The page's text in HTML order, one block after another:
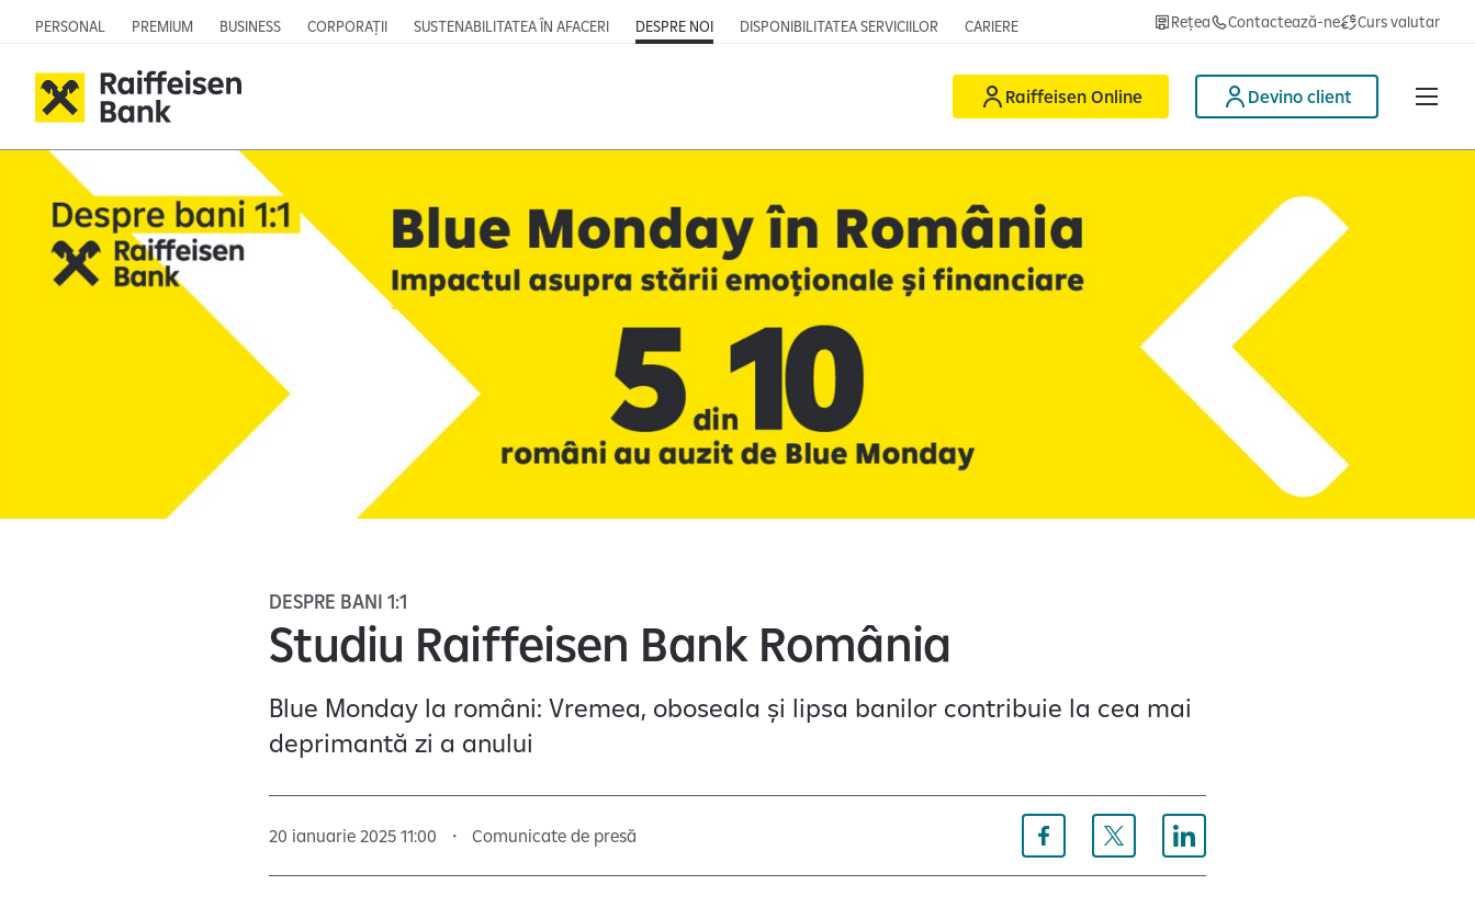
PERSONAL PREMIUM BUSINESS CORPORAȚII SUSTENABILITATEA ÎN AFACERI DESPRE NOI DISPONIBILITATEA SERVICIILOR CARIERE Rețea Contactează-ne Curs valutar
Raiffeisen Online Devino client
DESPRE BANI 1:1
Studiu Raiffeisen Bank România
Blue Monday la români: Vremea, oboseala și lipsa banilor contribuie la cea mai
deprimantă zi a anului
20 ianuarie 2025 11:00 Comunicate de presă